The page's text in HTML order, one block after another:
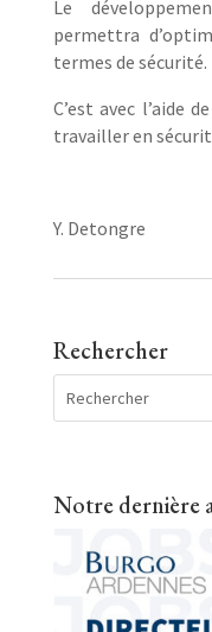
Le
permettra
termes de sécurité.
C’est avec l’aide
travailler en
Y. Detongre
Rechercher
Notre dernière